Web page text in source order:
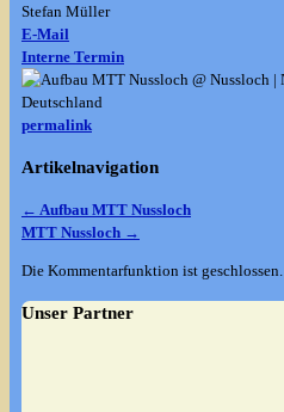
Stefan Müller
E-Mail
Interne Termin
permalink
Artikelnavigation
← Aufbau MTT Nussloch
MTT Nussloch →
Die Kommentarfunktion ist geschlossen.
Unser Partner